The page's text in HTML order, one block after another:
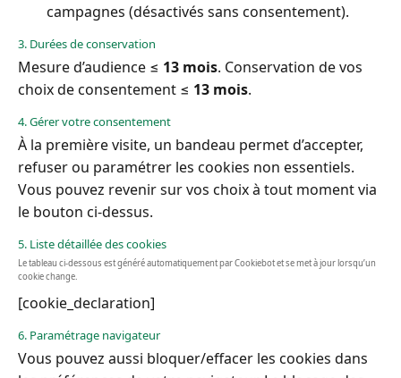
campagnes (désactivés sans consentement).
3. Durées de conservation
Mesure d’audience ≤ 13 mois. Conservation de vos
choix de consentement ≤ 13 mois.
4. Gérer votre consentement
À la première visite, un bandeau permet d’accepter,
refuser ou paramétrer les cookies non essentiels.
Vous pouvez revenir sur vos choix à tout moment via
le bouton ci-dessus.
5. Liste détaillée des cookies
Le tableau ci-dessous est généré automatiquement par Cookiebot et se met à jour lorsqu’un
cookie change.
[cookie_declaration]
6. Paramétrage navigateur
Vous pouvez aussi bloquer/effacer les cookies dans